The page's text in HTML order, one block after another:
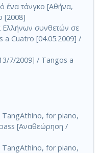
ένα τάνγκο [Αθήνα,
[2008]
συνθετών σε
a Cuatro [04.05.2009] /
7/2009] / Tangos a
TangAthino, for piano,
[Αναθεώρηση /
TangAthino, for piano,